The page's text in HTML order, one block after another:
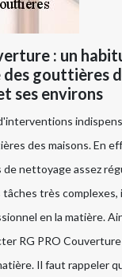
: un
gouttières
ses environs
des maisons. En
nettoyage assez
très complexes,
en la matière.
RG PRO
Il faut rappeler